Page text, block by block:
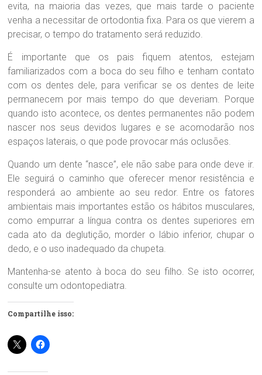
evita, na maioria das vezes, que mais tarde o paciente
venha a necessitar de ortodontia fixa. Para os que vierem a
precisar, o tempo do tratamento será reduzido.
É importante que os pais fiquem atentos, estejam
familiarizados com a boca do seu filho e tenham contato
com os dentes dele, para verificar se os dentes de leite
permanecem por mais tempo do que deveriam. Porque
quando isto acontece, os dentes permanentes não podem
nascer nos seus devidos lugares e se acomodarão nos
espaços laterais, o que pode provocar más oclusões.
Quando um dente “nasce”, ele não sabe para onde deve ir.
Ele seguirá o caminho que oferecer menor resistência e
responderá ao ambiente ao seu redor. Entre os fatores
ambientais mais importantes estão os hábitos musculares,
como empurrar a língua contra os dentes superiores em
cada ato da deglutição, morder o lábio inferior, chupar o
dedo, e o uso inadequado da chupeta.
Mantenha-se atento à boca do seu filho. Se isto ocorrer,
consulte um odontopediatra.
Compartilhe isso: